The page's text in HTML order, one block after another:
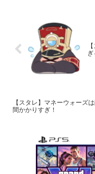
ぎ
【スタレ】マネーウォーズ
間かかりすぎ！